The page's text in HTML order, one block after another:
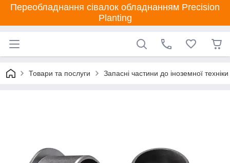
Переобладнання сівалок обладнанням Precision
Planting
Товари та послуги Запасні частини до іноземної техніки